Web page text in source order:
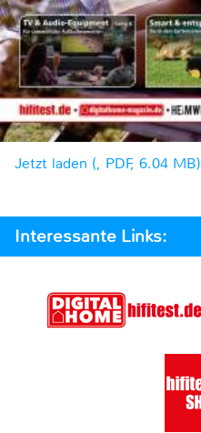
Jetzt laden (, PDF, 6.04 MB)
Interessante Links: